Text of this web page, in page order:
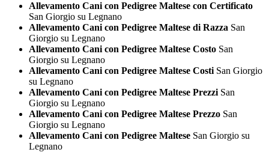
Allevamento Cani con Pedigree Maltese con Certificato
San Giorgio su Legnano
Allevamento Cani con Pedigree Maltese di Razza San
Giorgio su Legnano
Allevamento Cani con Pedigree Maltese Costo San
Giorgio su Legnano
Allevamento Cani con Pedigree Maltese Costi San Giorgio
su Legnano
Allevamento Cani con Pedigree Maltese Prezzi San
Giorgio su Legnano
Allevamento Cani con Pedigree Maltese Prezzo San
Giorgio su Legnano
Allevamento Cani con Pedigree Maltese San Giorgio su
Legnano